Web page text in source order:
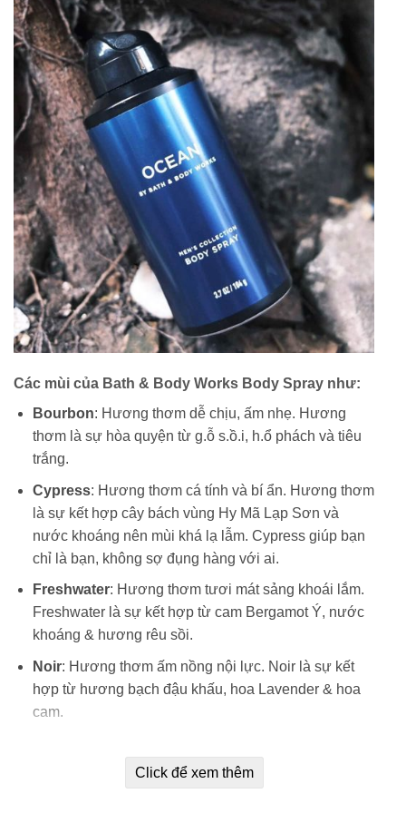
Các mùi của Bath & Body Works Body Spray như:
Bourbon: Hương thơm dễ chịu, ấm nhẹ. Hương
thơm là sự hòa quyện từ g.ỗ s.ồ.i, h.ổ phách và tiêu
trắng.
Cypress: Hương thơm cá tính và bí ẩn. Hương thơm
là sự kết hợp cây bách vùng Hy Mã Lạp Sơn và
nước khoáng nên mùi khá lạ lẫm. Cypress giúp bạn
chỉ là bạn, không sợ đụng hàng với ai.
Freshwater: Hương thơm tươi mát sảng khoái lắm.
Freshwater là sự kết hợp từ cam Bergamot Ý, nước
khoáng & hương rêu sồi.
Noir: Hương thơm ấm nồng nội lực. Noir là sự kết
hợp từ hương bạch đậu khấu, hoa Lavender & hoa
cam.
Teakwood là sự kết hợp từ hương g.ỗ g.ụ, g.ỗ t.ế.c.h
đen & oải hương.
Click để xem thêm